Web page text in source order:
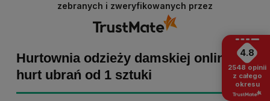
skrzydeł, dlatego tym bardziej cieszymy się, że
zakup przebiegł pomyślnie. Obiecujemy
utrzymać dobrą passę - zapraszamy ponownie! :)
zebranych i zweryfikowanych przez
Hurtownia odzieży damskiej online -
hurt ubrań od 1 sztuki
4.8
2548 opinii
z całego
okresu